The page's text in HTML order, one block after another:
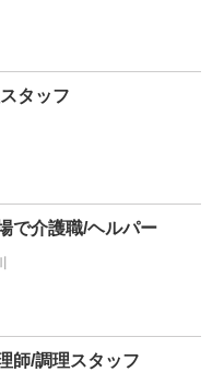
タッフ
で介護職/ヘルパー
師/調理スタッフ